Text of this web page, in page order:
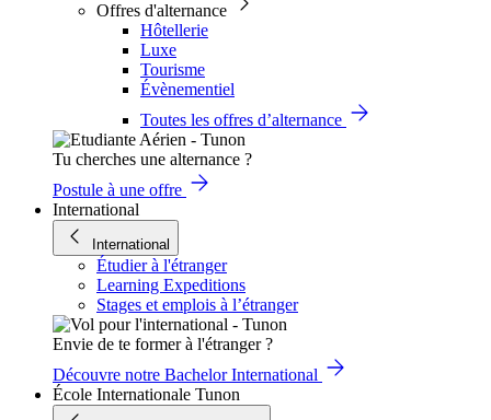
Offres d'alternance
Hôtellerie
Luxe
Tourisme
Évènementiel
Toutes les offres d’alternance
Tu cherches une alternance ?
Postule à une offre
International
International
Étudier à l'étranger
Learning Expeditions
Stages et emplois à l’étranger
Envie de te former à l'étranger ?
Découvre notre Bachelor International
École Internationale Tunon